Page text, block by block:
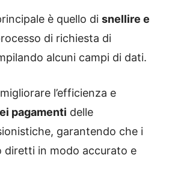
è quello di snellire e
di richiesta di
alcuni campi di dati.
l’efficienza e
pagamenti delle
garantendo che i
diretti in modo accurato e